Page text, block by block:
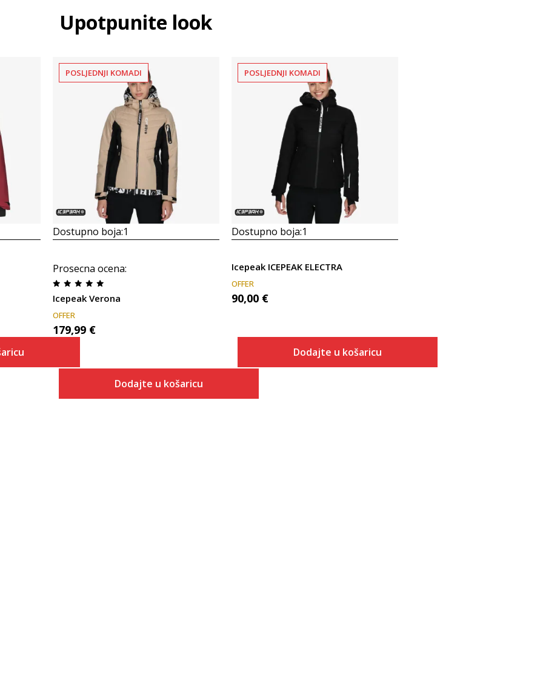
Upotpunite look
POSLJEDNJI KOMADI
Dostupno boja:1
Prosecna ocena:
Icepeak Verona
OFFER
179,99 €
Dodajte u košaricu
POSLJEDNJI KOMADI
Dostupno boja:1
Icepeak ICEPEAK ELECTRA
OFFER
90,00 €
Dodajte u košaricu